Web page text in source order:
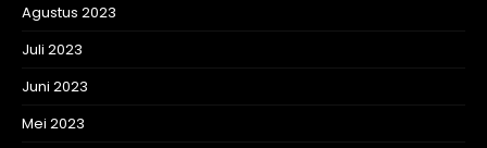
Agustus 2023
Juli 2023
Juni 2023
Mei 2023